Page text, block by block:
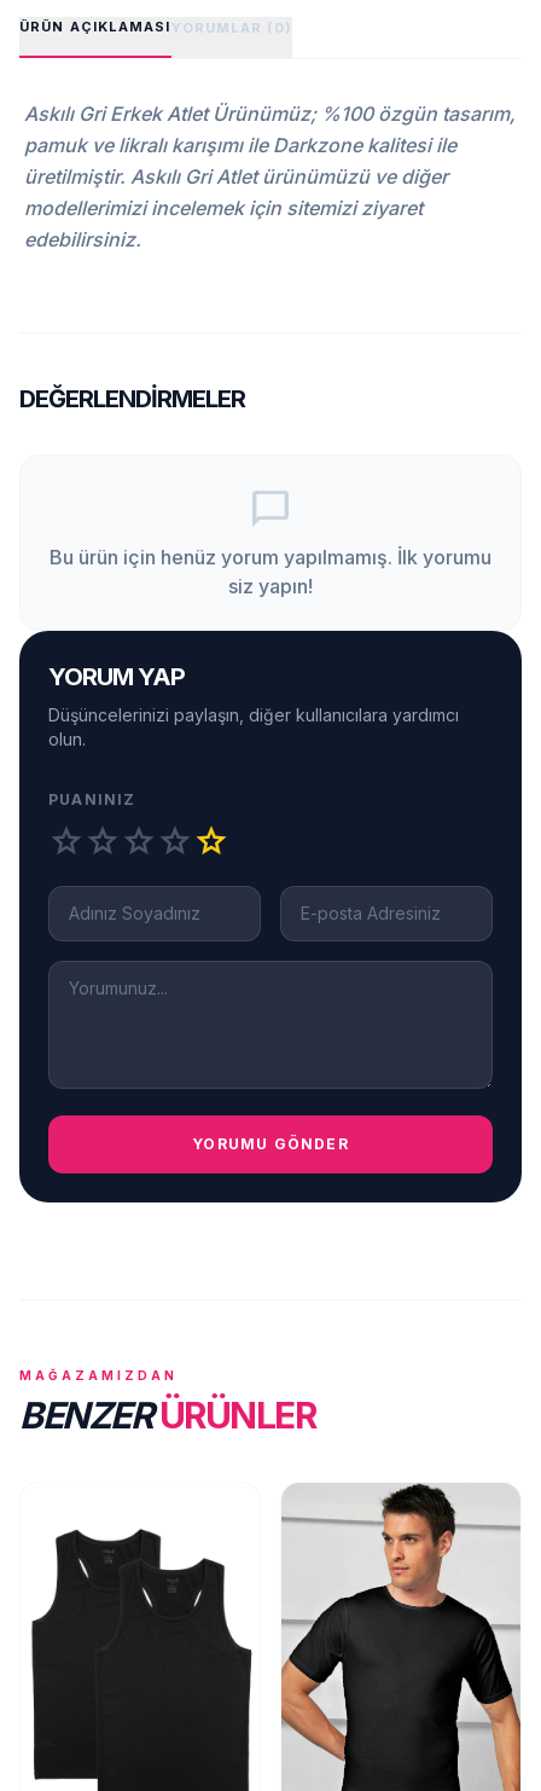
ÜRÜN AÇIKLAMASIYORUMLAR (0)
Askılı Gri Erkek Atlet Ürünümüz; %100 özgün tasarım,
pamuk ve likralı karışımı ile Darkzone kalitesi ile
üretilmiştir. Askılı Gri Atlet ürünümüzü ve diğer
modellerimizi incelemek için sitemizi ziyaret
edebilirsiniz.
DEĞERLENDIRMELER
chat_bubble_outline
Bu ürün için henüz yorum yapılmamış. İlk yorumu
siz yapın!
YORUM YAP
Düşüncelerinizi paylaşın, diğer kullanıcılara yardımcı
olun.
PUANINIZ
starstarstarstarstar
YORUMU GÖNDER
MAĞAZAMIZDAN
BENZERÜRÜNLER